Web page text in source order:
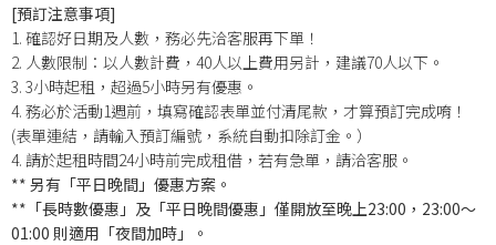
[預訂注意事項]
1. 確認好日期及人數，務必先洽客服再下單！
2. 人數限制：以人數計費，40人以上費用另計，建議70人以下。
3. 3小時起租，超過5小時另有優惠。
4. 務必於活動1週前，填寫確認表單並付清尾款，才算預訂完成唷！
(表單連結，請輸入預訂編號，系統自動扣除訂金。）
4. 請於起租時間24小時前完成租借，若有急單，請洽客服。
** 另有「平日晚間」優惠方案。
**「長時數優惠」及「平日晚間優惠」僅開放至晚上23:00，23:00～
01:00 則適用「夜間加時」。